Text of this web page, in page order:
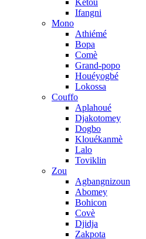
Kétou
Ifangni
Mono
Athiémé
Bopa
Comè
Grand-popo
Houéyogbé
Lokossa
Couffo
Aplahoué
Djakotomey
Dogbo
Klouékanmè
Lalo
Toviklin
Zou
Agbangnizoun
Abomey
Bohicon
Covè
Djidja
Zakpota